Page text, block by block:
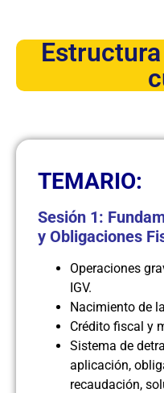
TEMARIO:
Sesión 1:
y Obligaciones
Operaciones
IGV.
Nacimiento de
Crédito fiscal y
Sistema de
aplicación,
recaudación,